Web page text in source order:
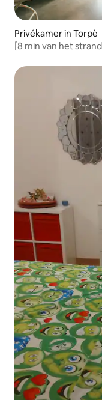
Privékamer in Torpè
[8 min van het